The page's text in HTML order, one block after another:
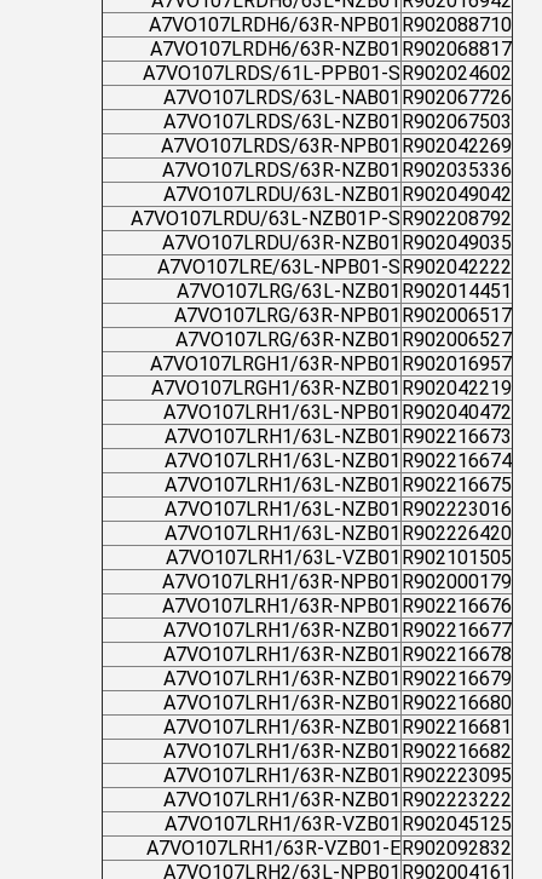
R902088710
A7VO107LRDH6/63R-NPB01
R902068817
A7VO107LRDH6/63R-NZB01
R902024602
A7VO107LRDS/61L-PPB01-S
R902067726
A7VO107LRDS/63L-NAB01
R902067503
A7VO107LRDS/63L-NZB01
R902042269
A7VO107LRDS/63R-NPB01
R902035336
A7VO107LRDS/63R-NZB01
R902049042
A7VO107LRDU/63L-NZB01
R902208792
A7VO107LRDU/63L-NZB01P-S
R902049035
A7VO107LRDU/63R-NZB01
R902042222
A7VO107LRE/63L-NPB01-S
R902014451
A7VO107LRG/63L-NZB01
R902006517
A7VO107LRG/63R-NPB01
R902006527
A7VO107LRG/63R-NZB01
R902016957
A7VO107LRGH1/63R-NPB01
R902042219
A7VO107LRGH1/63R-NZB01
R902040472
A7VO107LRH1/63L-NPB01
R902216673
A7VO107LRH1/63L-NZB01
R902216674
A7VO107LRH1/63L-NZB01
R902216675
A7VO107LRH1/63L-NZB01
R902223016
A7VO107LRH1/63L-NZB01
R902226420
A7VO107LRH1/63L-NZB01
R902101505
A7VO107LRH1/63L-VZB01
R902000179
A7VO107LRH1/63R-NPB01
R902216676
A7VO107LRH1/63R-NPB01
R902216677
A7VO107LRH1/63R-NZB01
R902216678
A7VO107LRH1/63R-NZB01
R902216679
A7VO107LRH1/63R-NZB01
R902216680
A7VO107LRH1/63R-NZB01
R902216681
A7VO107LRH1/63R-NZB01
R902216682
A7VO107LRH1/63R-NZB01
R902223095
A7VO107LRH1/63R-NZB01
R902223222
A7VO107LRH1/63R-NZB01
R902045125
A7VO107LRH1/63R-VZB01
R902092832
A7VO107LRH1/63R-VZB01-E
R902004161
A7VO107LRH2/63L-NPB01